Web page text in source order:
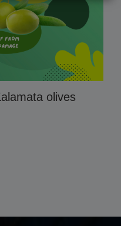
olives